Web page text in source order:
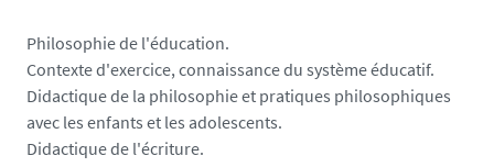
Philosophie de l'éducation.
Contexte d'exercice, connaissance du système éducatif.
Didactique de la philosophie et pratiques philosophiques
avec les enfants et les adolescents.
Didactique de l'écriture.